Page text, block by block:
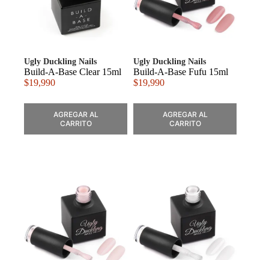
Ugly Duckling Nails
Build-A-Base Clear 15ml
$19,990
AGREGAR AL
CARRITO
Ugly Duckling Nails
Build-A-Base Fufu 15ml
$19,990
AGREGAR AL
CARRITO